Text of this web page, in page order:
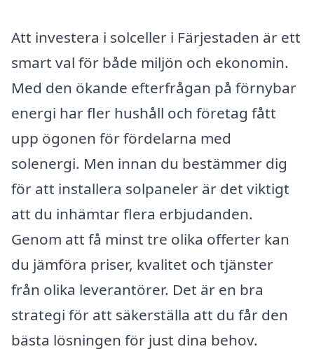
Att investera i solceller i Färjestaden är ett
smart val för både miljön och ekonomin.
Med den ökande efterfrågan på förnybar
energi har fler hushåll och företag fått
upp ögonen för fördelarna med
solenergi. Men innan du bestämmer dig
för att installera solpaneler är det viktigt
att du inhämtar flera erbjudanden.
Genom att få minst tre olika offerter kan
du jämföra priser, kvalitet och tjänster
från olika leverantörer. Det är en bra
strategi för att säkerställa att du får den
bästa lösningen för just dina behov.